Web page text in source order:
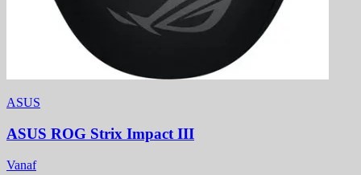
ASUS
ASUS ROG Strix Impact III
Vanaf